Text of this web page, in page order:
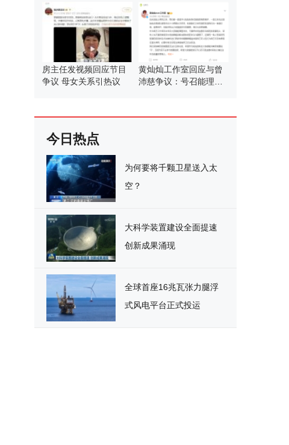
房主任发视频回应节目
争议 母女关系引热议
黄灿灿工作室回应与曾
沛慈争议：号召能理智
今日热点
为何要将千颗卫星送入太
空？
大科学装置建设全面提速
创新成果涌现
全球首座16兆瓦张力腿浮
式风电平台正式投运